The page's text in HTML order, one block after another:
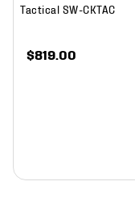
Tactical SW-CKTAC
$819 00